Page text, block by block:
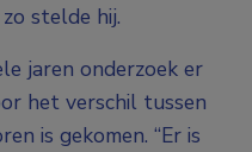
stelde hij.
jaren onderzoek er
het verschil tussen
is gekomen. “Er is